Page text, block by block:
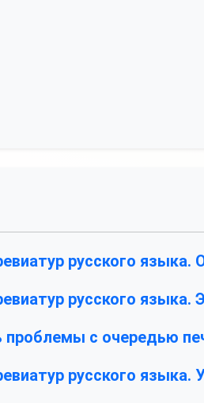
русского языка.
русского языка. Э
проблемы с очередью
русского языка.